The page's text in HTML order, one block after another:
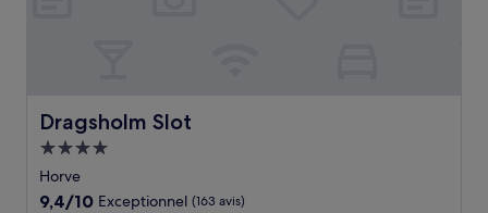
Dragsholm Slot
Dragsholm Slot
Hébergement
4.0 étoiles
Horve
9.4
9,4/10 Exceptionnel (163 avis)